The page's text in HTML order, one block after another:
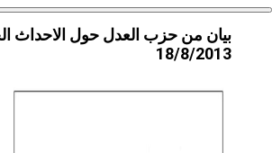
بيان من حزب العدل حول الاحداث الجارية
18/8/2013